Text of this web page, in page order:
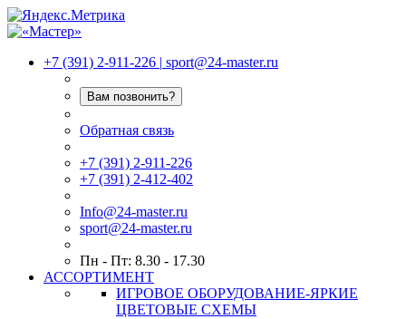
+7 (391) 2-911-226 | sport@24-master.ru
Вам позвонить?
Обратная связь
+7 (391) 2-911-226
+7 (391) 2-412-402
Info@24-master.ru
sport@24-master.ru
Пн - Пт: 8.30 - 17.30
АССОРТИМЕНТ
ИГРОВОЕ ОБОРУДОВАНИЕ-ЯРКИЕ
ЦВЕТОВЫЕ СХЕМЫ